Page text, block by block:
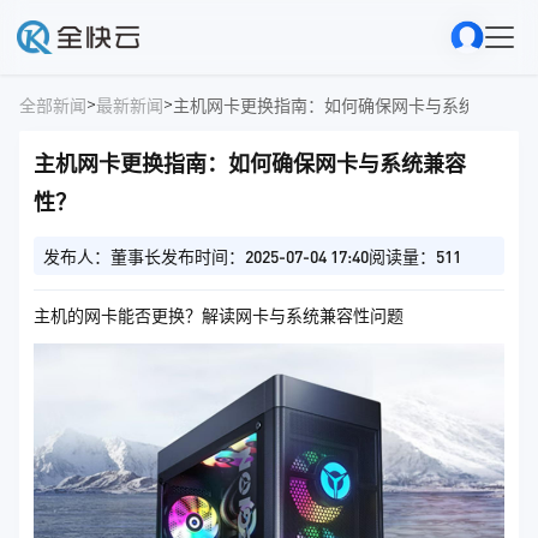
全部新闻>最新新闻>主机网卡更换指南：如何确保网卡与系统兼容性
主机网卡更换指南：如何确保网卡与系统兼容
性？
发布人：董事长发布时间：2025-07-04 17:40阅读量：511
主机的网卡能否更换？解读网卡与系统兼容性问题